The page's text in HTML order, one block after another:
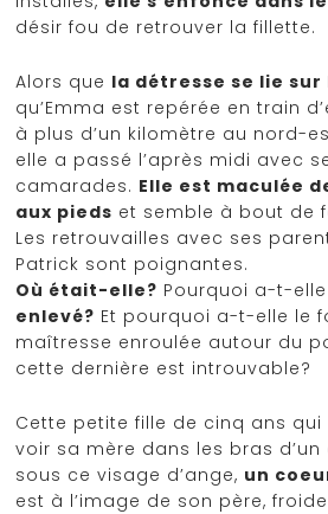
désir fou de retrouver la fillette.
Alors que la détresse se lie sur
qu’Emma est repérée en train
à plus d’un kilomètre au nord-
elle a passé l’après midi avec
camarades. Elle est maculée
aux pieds et semble à bout de
Les retrouvailles avec ses
Patrick sont poignantes.
Où était-elle? Pourquoi a-t-
enlevé? Et pourquoi a-t-elle le
maîtresse enroulée autour du
cette dernière est introuvable?
Cette petite fille de cinq ans qui
voir sa mère dans les bras
sous ce visage d’ange, un
est à l’image de son père,